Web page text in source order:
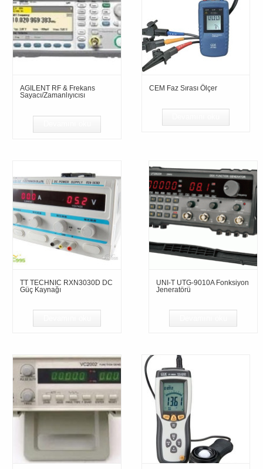
AGILENT RF & Frekans
Sayacı/Zamanlıyıcısı
CEM Faz Sırası Ölçer
TT TECHNIC RXN3030D DC
Güç Kaynağı
UNI-T UTG-9010A Fonksiyon
Jeneratörü